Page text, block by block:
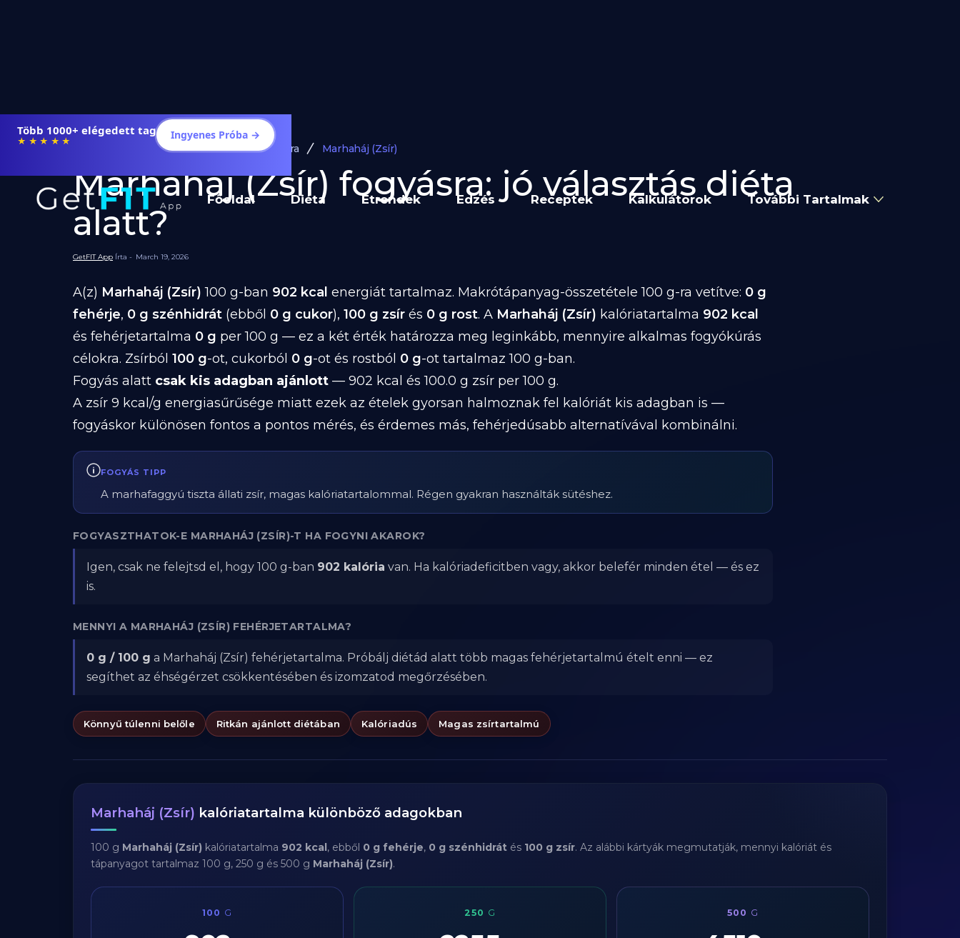
Több 1000+ elégedett tag
★★★★★ Ingyenes Próba →
Főoldal Diéta Étrendek Edzés Receptek Kalkulátorok További Tartalmak
Diéta és Étrend Ételek Fogyásra Marhaháj (Zsír)
Marhaháj (Zsír) fogyásra: jó választás diéta
alatt?
GetFIT App Írta - March 19, 2026
A(z) Marhaháj (Zsír) 100 g-ban 902 kcal energiát tartalmaz. Makrótápanyag-összetétele 100 g-ra vetítve: 0 g
fehérje, 0 g szénhidrát (ebből 0 g cukor), 100 g zsír és 0 g rost. A Marhaháj (Zsír) kalóriatartalma 902 kcal
és fehérjetartalma 0 g per 100 g — ez a két érték határozza meg leginkább, mennyire alkalmas fogyókúrás
célokra. Zsírból 100 g-ot, cukorból 0 g-ot és rostból 0 g-ot tartalmaz 100 g-ban.
Fogyás alatt csak kis adagban ajánlott — 902 kcal és 100.0 g zsír per 100 g.
A zsír 9 kcal/g energiasűrűsége miatt ezek az ételek gyorsan halmoznak fel kalóriát kis adagban is —
fogyáskor különösen fontos a pontos mérés, és érdemes más, fehérjedúsabb alternatívával kombinálni.
FOGYÁS TIPP
A marhafaggyú tiszta állati zsír, magas kalóriatartalommal. Régen gyakran használták sütéshez.
FOGYASZTHATOK-E MARHAHÁJ (ZSÍR)-T HA FOGYNI AKAROK?
Igen, csak ne felejtsd el, hogy 100 g-ban 902 kalória van. Ha kalóriadeficitben vagy, akkor belefér minden étel — és ez
is.
MENNYI A MARHAHÁJ (ZSÍR) FEHÉRJETARTALMA?
0 g / 100 g a Marhaháj (Zsír) fehérjetartalma. Próbálj diétád alatt több magas fehérjetartalmú ételt enni — ez
segíthet az éhségérzet csökkentésében és izomzatod megőrzésében.
Könnyű túlenni belőle Ritkán ajánlott diétában Kalóriadús Magas zsírtartalmú
Marhaháj (Zsír) kalóriatartalma különböző adagokban
100 g Marhaháj (Zsír) kalóriatartalma 902 kcal, ebből 0 g fehérje, 0 g szénhidrát és 100 g zsír. Az alábbi kártyák megmutatják, mennyi kalóriát és
tápanyagot tartalmaz 100 g, 250 g és 500 g Marhaháj (Zsír).
100 G 250 G 500 G